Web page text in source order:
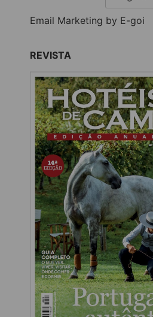
Email Marketing by E-goi
REVISTA